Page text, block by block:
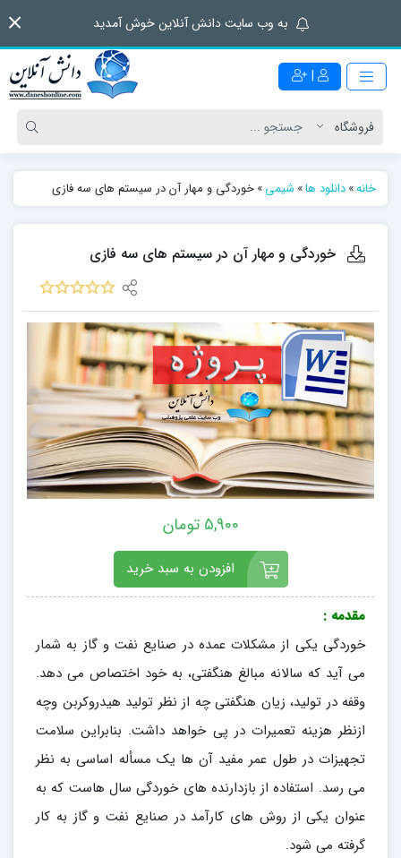
به وب سایت دانش آنلاین خوش آمدید
|
خانه»دانلود ها» شیمی»خوردگی و مهار آن در سیستم های سه فازی
خوردگی و مهار آن در سیستم های سه فازی
5,900 تومان
افزودن به سبد خرید
مقدمه :
خوردگی یکی از مشکلات عمده در صنایع نفت و گاز به شمار
می آید که سالانه مبالغ هنگفتی، به خود اختصاص می دهد.
وقفه در تولید، زیان هنگفتی چه از نظر تولید هیدروکربن وچه
ازنظر هزینه تعمیرات در پی خواهد داشت. بنابراین سلامت
تجهیزات در طول عمر مفید آن ها یک مسأله اساسی به نظر
می رسد. استفاده از بازدارنده های خوردگی سال هاست که به
عنوان یکی از روش های کارآمد در صنایع نفت و گاز به کار
گرفته می شود.